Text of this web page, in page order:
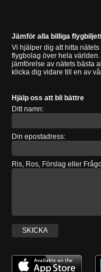
Jämför alla billiga
Vi hjälper dig att hitta
flygbolag över hela
jämförelse av nätets bästa
klicka dig vidare till en av
Hjälp oss att bli bättre
Ditt namn:
Din epostadress:
Ris, Ros, Förslag eller
SKICKA